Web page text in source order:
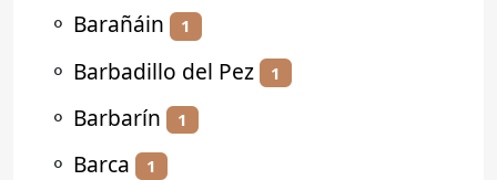
⚬ Barañáin 1
⚬ Barbadillo del Pez 1
⚬ Barbarín 1
⚬ Barca 1